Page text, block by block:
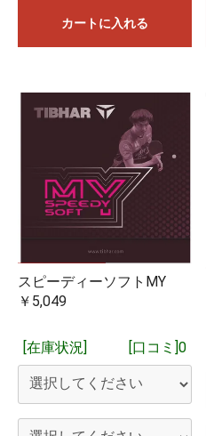
カートに入れる
スピーディーソフトMY
￥5,049
[在庫状況] [口コミ]0